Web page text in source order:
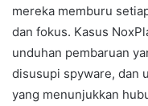
mereka memburu
dan fokus. Kasus
unduhan pembaruan
disusupi spyware, dan
yang menunjukkan